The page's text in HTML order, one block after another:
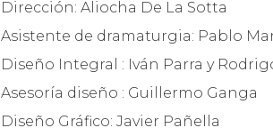
Dirección: Aliocha De La Sotta
Asistente de dramaturgia: Pablo
Diseño Integral : Iván Parra y
Asesoría diseño : Guillermo Ganga
Diseño Gráfico: Javier Pañella